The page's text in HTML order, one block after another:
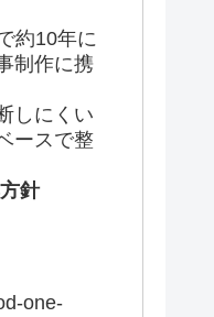
約10年に
制作に携
しにくい
ースで整
針
one-